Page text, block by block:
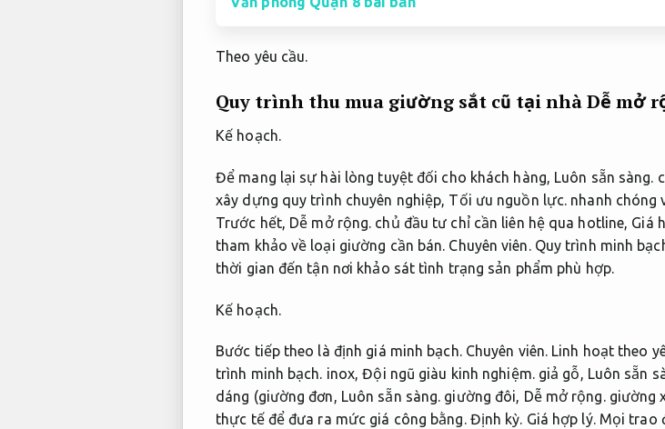
Theo yêu cầu.
Quy trình thu mua giường sắt cũ tại nhàDễ mở
Kế hoạch.
Để mang lại sự hài lòng tuyệt đối cho khách hàng, Luôn sẵn sàng.
xây dựng quy trình chuyên nghiệp, Tối ưu nguồn lực. nhanh chóng
Trước hết, Dễ mở rộng. chủ đầu tư chỉ cần liên hệ qua hotline, Giá
tham khảo về loại giường cần bán. Chuyên viên. Quy trình minh
thời gian đến tận nơi khảo sát tình trạng sản phẩm phù hợp.
Kế hoạch.
Bước tiếp theo là định giá minh bạch. Chuyên viên. Linh hoạt theo
trình minh bạch. inox,Đội ngũ giàu kinh nghiệm.giả gỗ, Luôn sẵn
dáng (giường đơn, Luôn sẵn sàng. giường đôi, Dễ mở rộng.giường
thực tế để đưa ra mức giá công bằng. Định kỳ. Giá hợp lý.Mọi trao